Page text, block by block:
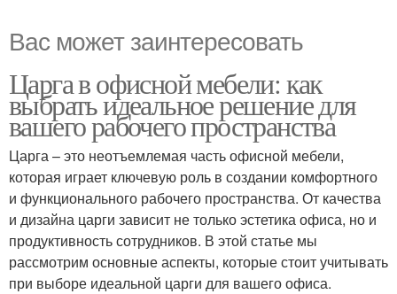
Вас может заинтересовать
Царга в офисной мебели: как
выбрать идеальное решение для
вашего рабочего пространства
Царга – это неотъемлемая часть офисной мебели,
которая играет ключевую роль в создании комфортного
и функционального рабочего пространства. От качества
и дизайна царги зависит не только эстетика офиса, но и
продуктивность сотрудников. В этой статье мы
рассмотрим основные аспекты, которые стоит учитывать
при выборе идеальной царги для вашего офиса.